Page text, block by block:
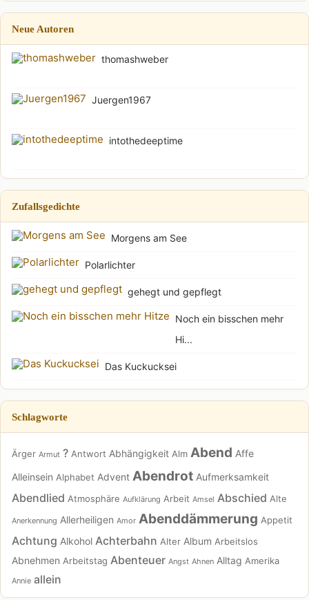
Neue Autoren
thomashweber
Juergen1967
intothedeeptime
Zufallsgedichte
Morgens am See
Polarlichter
gehegt und gepflegt
Noch ein bisschen mehr
Hi...
Das Kuckucksei
Schlagworte
Ärger Armut ? Antwort Abhängigkeit Alm Abend Affe
Alleinsein Alphabet Advent Abendrot Aufmerksamkeit
Abendlied Atmosphäre Aufklärung Arbeit Amsel Abschied Alte
Anerkennung Allerheiligen Amor Abenddämmerung Appetit
Achtung Alkohol Achterbahn Alter Album Arbeitslos
Abnehmen Arbeitstag Abenteuer Angst Ahnen Alltag Amerika
Annie allein